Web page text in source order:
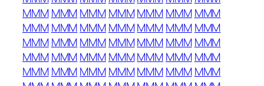
MMM MMMMMMMMMMMMMMM MMM
MMM MMMMMMMMMMMMMMM MMM
MMM MMMMMMMMMMMMMMM MMM
MMM MMMMMMMMMMMMMMM MMM
MMM MMMMMMMMMMMMMMM MMM